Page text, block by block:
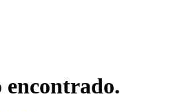
encontrado.